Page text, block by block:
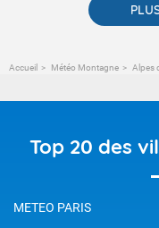
Accueil Météo Montagne Alpes
Top 20 des
METEO PARIS